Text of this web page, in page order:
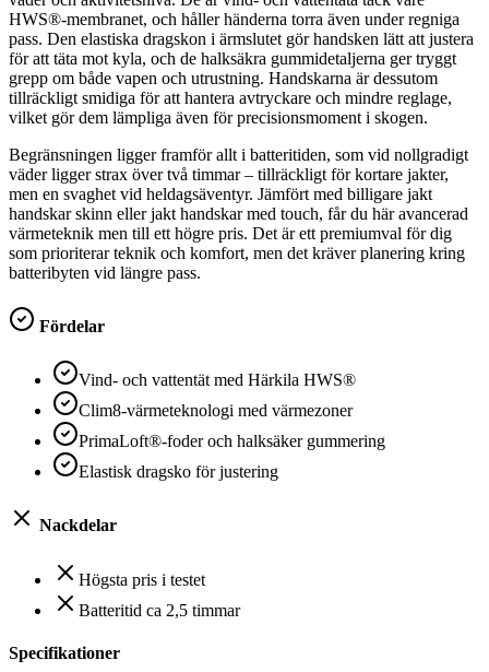
HWS®-membranet, och håller händerna torra även under regniga
pass. Den elastiska dragskon i ärmslutet gör handsken lätt att justera
för att täta mot kyla, och de halksäkra gummidetaljerna ger tryggt
grepp om både vapen och utrustning. Handskarna är dessutom
tillräckligt smidiga för att hantera avtryckare och mindre reglage,
vilket gör dem lämpliga även för precisionsmoment i skogen.
Begränsningen ligger framför allt i batteritiden, som vid nollgradigt
väder ligger strax över två timmar – tillräckligt för kortare jakter,
men en svaghet vid heldagsäventyr. Jämfört med billigare jakt
handskar skinn eller jakt handskar med touch, får du här avancerad
värmeteknik men till ett högre pris. Det är ett premiumval för dig
som prioriterar teknik och komfort, men det kräver planering kring
batteribyten vid längre pass.
Fördelar
Vind- och vattentät med Härkila HWS®
Clim8-värmeteknologi med värmezoner
PrimaLoft®-foder och halksäker gummering
Elastisk dragsko för justering
Nackdelar
Högsta pris i testet
Batteritid ca 2,5 timmar
Specifikationer